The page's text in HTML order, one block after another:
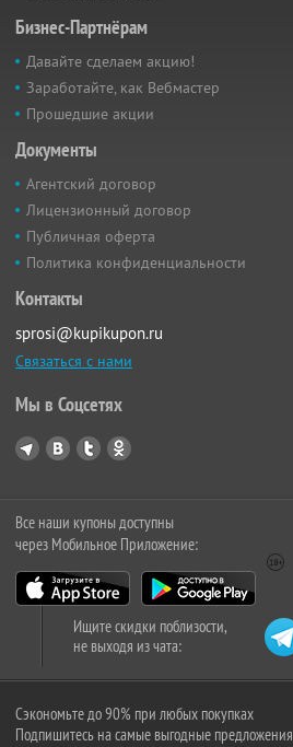
Бизнес-Партнёрам
Давайте сделаем акцию!
Заработайте, как Вебмастер
Прошедшие акции
Документы
Агентский договор
Лицензионный договор
Публичная оферта
Политика конфиденциальности
Контакты
sprosi@kupikupon.ru
Связаться с нами
Мы в Соцсетях
Все наши купоны доступны
через Мобильное Приложение:
Ищите скидки поблизости,
не выходя из чата:
Сэкономьте до 90% при любых покупках
Подпишитесь на самые выгодные предложения